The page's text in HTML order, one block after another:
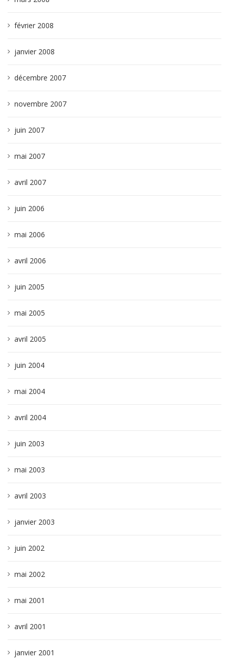
février 2008
janvier 2008
décembre 2007
novembre 2007
juin 2007
mai 2007
avril 2007
juin 2006
mai 2006
avril 2006
juin 2005
mai 2005
avril 2005
juin 2004
mai 2004
avril 2004
juin 2003
mai 2003
avril 2003
janvier 2003
juin 2002
mai 2002
mai 2001
avril 2001
janvier 2001